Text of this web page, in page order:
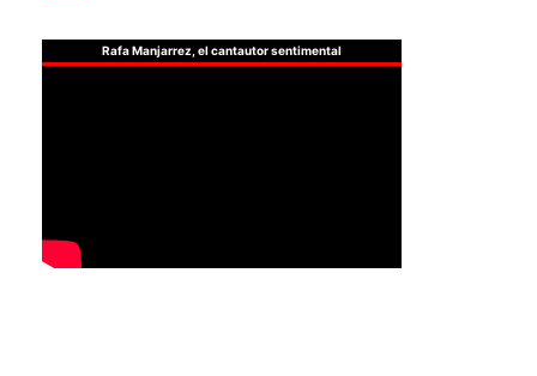
Rafa Manjarrez, el cantautor sentimental